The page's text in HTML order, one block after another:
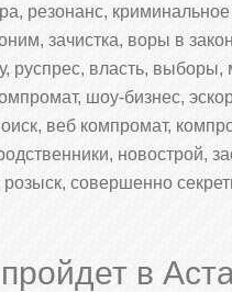
резонанс, криминальное
зачистка, воры в
руспрес, власть, выборы,
шоу-бизнес,
веб компромат,
новострой,
совершенно
в